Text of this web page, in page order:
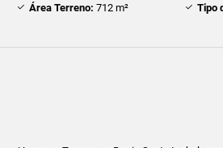
Área Terreno: 712 m² Tipo